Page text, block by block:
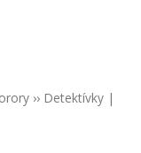
›› Detektívky|